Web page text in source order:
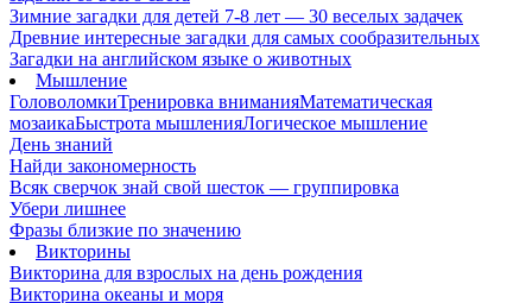
Зимние загадки для детей 7-8 лет — 30 веселых задачек
Древние интересные загадки для самых сообразительных
Загадки на английском языке о животных
Мышление
ГоловоломкиТренировка вниманияМатематическая
мозаикаБыстрота мышленияЛогическое мышление
День знаний
Найди закономерность
Всяк сверчок знай свой шесток — группировка
Убери лишнее
Фразы близкие по значению
Викторины
Викторина для взрослых на день рождения
Викторина океаны и моря